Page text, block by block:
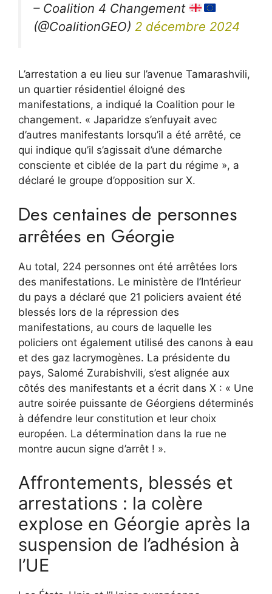
– Coalition 4 Changement
(@CoalitionGEO) 2 décembre 2024
L’arrestation a eu lieu sur l’avenue Tamarashvili,
un quartier résidentiel éloigné des
manifestations, a indiqué la Coalition pour le
changement. « Japaridze s’enfuyait avec
d’autres manifestants lorsqu’il a été arrêté, ce
qui indique qu’il s’agissait d’une démarche
consciente et ciblée de la part du régime », a
déclaré le groupe d’opposition sur X.
Des centaines de personnes
arrêtées en Géorgie
Au total, 224 personnes ont été arrêtées lors
des manifestations. Le ministère de l’Intérieur
du pays a déclaré que 21 policiers avaient été
blessés lors de la répression des
manifestations, au cours de laquelle les
policiers ont également utilisé des canons à eau
et des gaz lacrymogènes. La présidente du
pays, Salomé Zurabishvili, s’est alignée aux
côtés des manifestants et a écrit dans X : « Une
autre soirée puissante de Géorgiens déterminés
à défendre leur constitution et leur choix
européen. La détermination dans la rue ne
montre aucun signe d’arrêt ! ».
Affrontements, blessés et
arrestations : la colère
explose en Géorgie après la
suspension de l’adhésion à
l’UE